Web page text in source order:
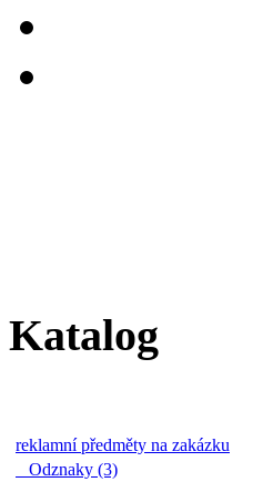
Katalog
reklamní předměty na zakázku
Odznaky (3)